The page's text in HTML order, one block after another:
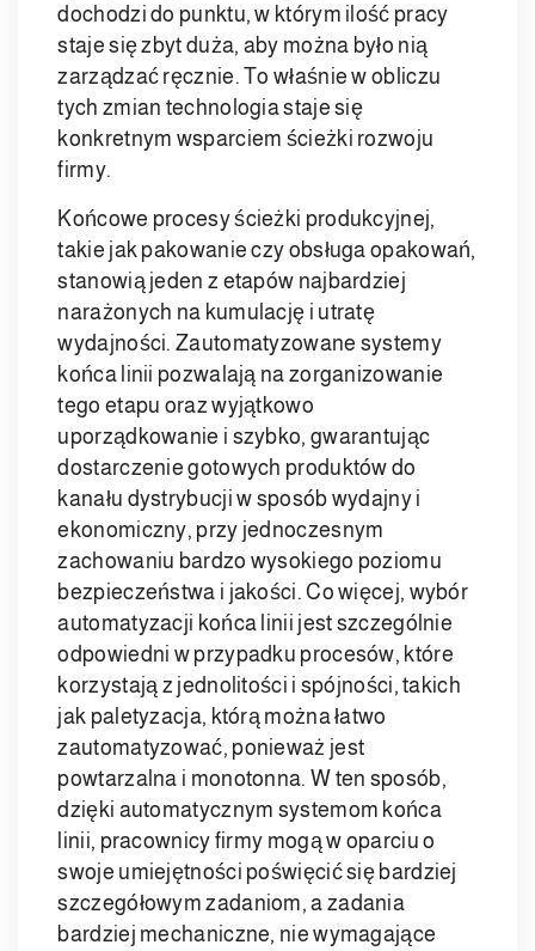
dochodzi do punktu, w którym ilość pracy
staje się zbyt duża, aby można było nią
zarządzać ręcznie. To właśnie w obliczu
tych zmian technologia staje się
konkretnym wsparciem ścieżki rozwoju
firmy.
Końcowe procesy ścieżki produkcyjnej,
takie jak pakowanie czy obsługa opakowań,
stanowią jeden z etapów najbardziej
narażonych na kumulację i utratę
wydajności. Zautomatyzowane systemy
końca linii pozwalają na zorganizowanie
tego etapu oraz wyjątkowo
uporządkowanie i szybko, gwarantując
dostarczenie gotowych produktów do
kanału dystrybucji w sposób wydajny i
ekonomiczny, przy jednoczesnym
zachowaniu bardzo wysokiego poziomu
bezpieczeństwa i jakości. Co więcej, wybór
automatyzacji końca linii jest szczególnie
odpowiedni w przypadku procesów, które
korzystają z jednolitości i spójności, takich
jak paletyzacja, którą można łatwo
zautomatyzować, ponieważ jest
powtarzalna i monotonna. W ten sposób,
dzięki automatycznym systemom końca
linii, pracownicy firmy mogą w oparciu o
swoje umiejętności poświęcić się bardziej
szczegółowym zadaniom, a zadania
bardziej mechaniczne, nie wymagające